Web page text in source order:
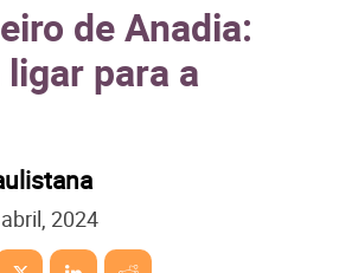
de Anadia:
para a
2024